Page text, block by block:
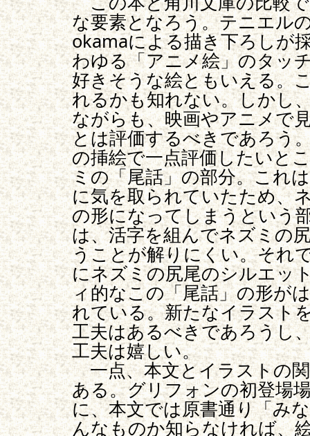
な要素となろう。テニエル
okamaによる描き下ろしが
わゆる「アニメ絵」のタッ
好きそうな絵ともいえる。
れるかも知れない。しかし
ながらも、映画やアニメで
とは評価するべきであろう
の挿絵で一点評価したいと
ミの「尾話」の部分。これ
に気を取られていたため、
の形になってしまうという
は、活字を組んでネズミの
うことが解りにくい。それ
にネズミの尻尾のシルエッ
ィ的なこの「尾話」の形が
れている。新たなイラスト
工夫はあるべきであろうし
工夫は嬉しい。
一点、本文とイラストの
ある。グリフォンの初登場
に、本文では原書通り「み
んなものか知らなければ、